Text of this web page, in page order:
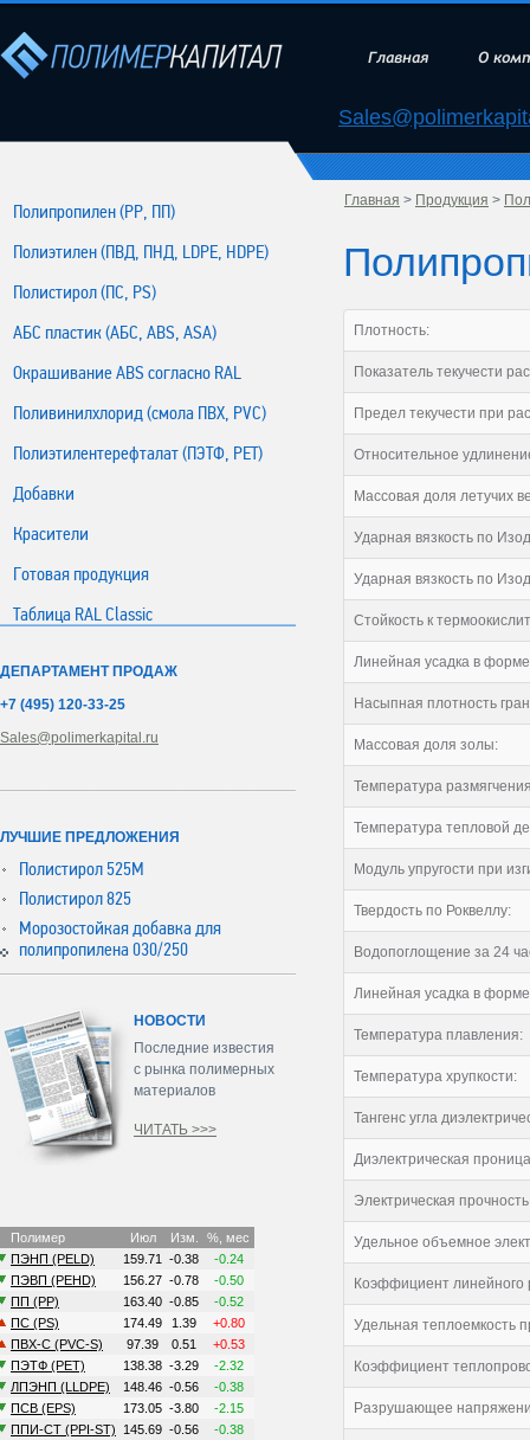
Главная О
Полипропилен (РР, ПП)
Полиэтилен (ПВД, ПНД, LDPE, HDPE)
Полистирол (ПС, PS)
АБС пластик (АБС, ABS, ASA)
Окрашивание ABS согласно RAL
Поливинилхлорид (смола ПВХ, PVC)
Полиэтилентерефталат (ПЭТФ, PET)
Добавки
Красители
Готовая продукция
Таблица RAL Classic
ДЕПАРТАМЕНТ ПРОДАЖ
+7 (495) 120-33-25
Sales@polimerkapital.ru
ЛУЧШИЕ ПРЕДЛОЖЕНИЯ
Полистирол 525М
Полистирол 825
Морозостойкая добавка для
полипропилена 030/250
НОВОСТИ
Последние известия
с рынка полимерных
материалов
ЧИТАТЬ >>>
Главная > Продукция >
Плотность:
Показатель текучести
Предел текучести при
Относительное
Массовая доля летучих
Ударная вязкость по
Ударная вязкость по
Стойкость к
Линейная усадка в
Насыпная плотность
Массовая доля золы:
Температура
Температура тепловой
Модуль упругости при
Твердость по Роквеллу:
Водопоглощение за 24
Линейная усадка в
Температура плавления:
Температура хрупкости:
Тангенс угла
Диэлектрическая
Электрическая
Удельное объемное
Коэффициент линейного
Удельная теплоемкость
Коэффициент
Разрушающее